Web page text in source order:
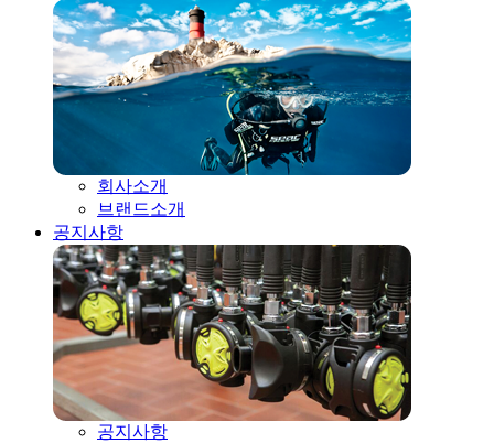
회사소개
브랜드소개
공지사항
공지사항